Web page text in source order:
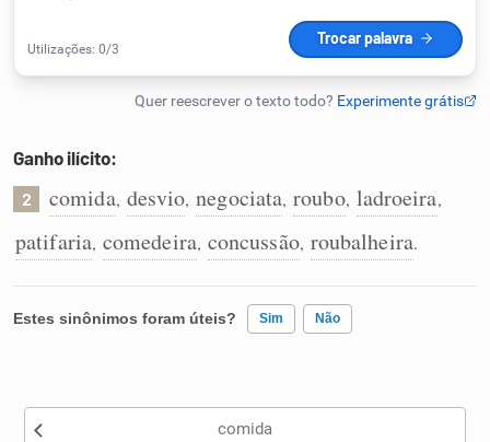
Cata-letras
Caça-palavras
Dicionário
Ganho ilícito:
2 comida, desvio, negociata, roubo, ladroeira,
patifaria, comedeira, concussão, roubalheira.
Estes sinônimos foram úteis? Sim Não
Nenhum dos sinônimos apresentados me ajudou
comida